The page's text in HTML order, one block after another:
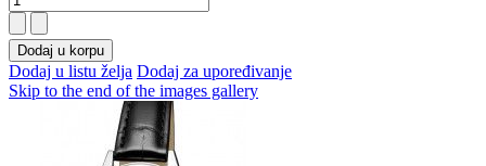
Dodaj u korpu
Dodaj u listu želja Dodaj za upoređivanje
Skip to the end of the images gallery